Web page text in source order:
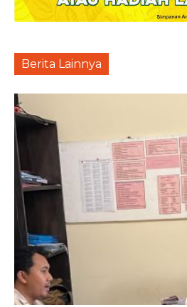
Berita Lainnya